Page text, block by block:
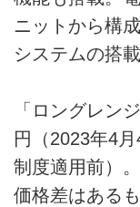
ニットから構
システムの搭
「ロングレン
円（2023年4
制度適用前）
価格差はある